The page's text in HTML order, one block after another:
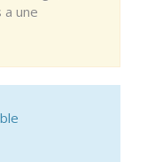
a une